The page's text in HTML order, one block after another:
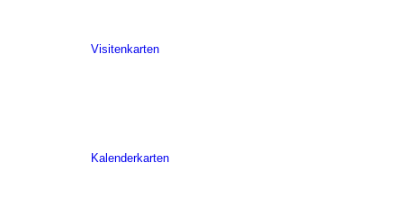
Visitenkarten
Kalenderkarten